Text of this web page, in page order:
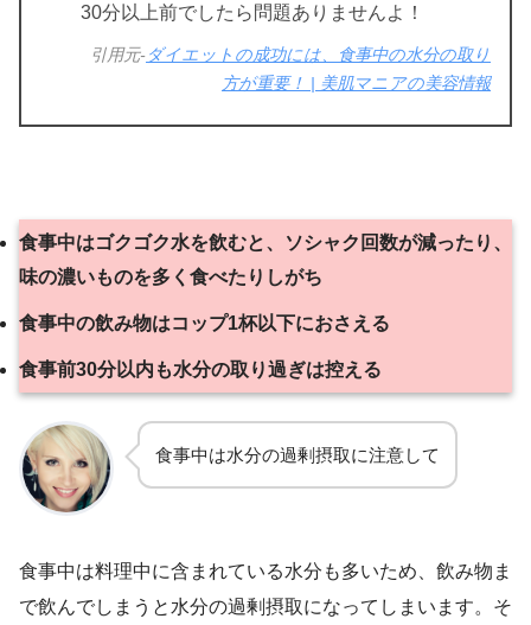
30分以上前でしたら問題ありませんよ！
引用元-ダイエットの成功には、食事中の水分の取り
方が重要！ | 美肌マニアの美容情報
食事中はゴクゴク水を飲むと、ソシャク回数が減ったり、
味の濃いものを多く食べたりしがち
食事中の飲み物はコップ1杯以下におさえる
食事前30分以内も水分の取り過ぎは控える
食事中は水分の過剰摂取に注意して
食事中は料理中に含まれている水分も多いため、飲み物ま
で飲んでしまうと水分の過剰摂取になってしまいます。そ